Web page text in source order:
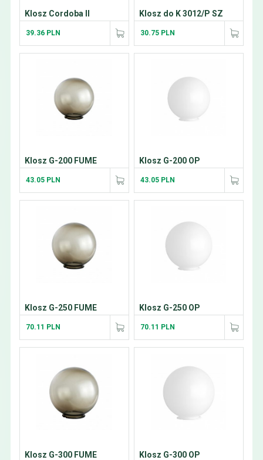
Klosz Cordoba II
39.36 PLN
Klosz do K 3012/P SZ
30.75 PLN
Klosz G-200 FUME
43.05 PLN
Klosz G-200 OP
43.05 PLN
Klosz G-250 FUME
70.11 PLN
Klosz G-250 OP
70.11 PLN
Klosz G-300 FUME Klosz G-300 OP